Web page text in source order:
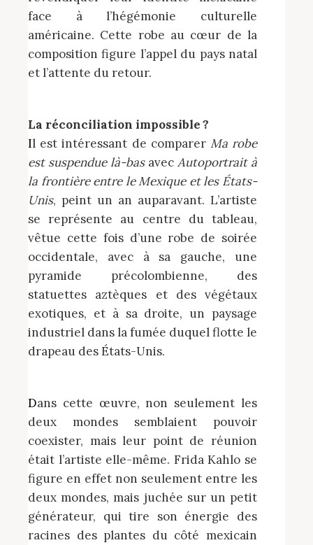
face à l’hégémonie culturelle
américaine. Cette robe au cœur de la
composition figure l’appel du pays natal
et l’attente du retour.
La réconciliation impossible ?
Il est intéressant de comparer Ma robe
est suspendue là-basavec Autoportrait à
la frontière entre le Mexique et les États-
Unis, peint un an auparavant. L’artiste
se représente au centre du tableau,
vêtue cette fois d’une robe de soirée
occidentale, avec à sa gauche, une
pyramide précolombienne, des
statuettes aztèques et des végétaux
exotiques, et à sa droite, un paysage
industriel dans la fumée duquel flotte le
drapeau des États-Unis.
Dans cette œuvre, non seulement les
deux mondes semblaient pouvoir
coexister, mais leur point de réunion
était l’artiste elle-même. Frida Kahlo se
figure en effet non seulement entre les
deux mondes, mais juchée sur un petit
générateur, qui tire son énergie des
racines des plantes du côté mexicain